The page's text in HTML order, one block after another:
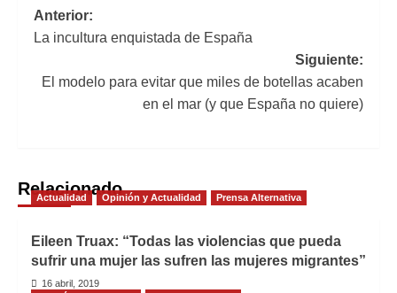
Navegación
de
entradas
Anterior:
La incultura enquistada de España
Siguiente:
El modelo para evitar que miles de botellas acaben
en el mar (y que España no quiere)
Relacionado
Actualidad Opinión y Actualidad Prensa Alternativa
Eileen Truax: “Todas las violencias que pueda
sufrir una mujer las sufren las mujeres migrantes”
16 abril, 2019